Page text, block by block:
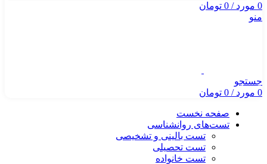
0 مورد/
0 تومان
منو
جستجو
0 مورد/
0 تومان
صفحه نخست
تست‌های روانشناسی
تست بالینی و تشخیصی
تست تحصیلی
تست خانواده